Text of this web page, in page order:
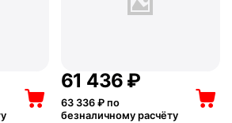
61 436 ₽
63 336₽ по
безналичному расчёту